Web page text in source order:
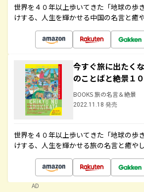
世界を４０年以上歩いてきた「地球の歩
けする、人生を輝かせる中国の名言と癒
今すぐ旅に出たく
のことばと絶景１
BOOKS 旅の名言＆絶景
2022.11.18 発売
世界を４０年以上歩いてきた「地球の歩
けする、人生を輝かせる旅の名言と癒や
AD